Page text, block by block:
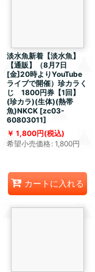
淡水魚新着【淡水魚】
【通販】（8月7日
[金]20時よりYouTube
ライブで開催）珍カラく
じ 1800円券【1回】
(珍カラ)(生体)(熱帯
魚)NKCK [zc03-
60803011]
1,800円(税込)
希望小売価格: 1,800円
カートに入れる